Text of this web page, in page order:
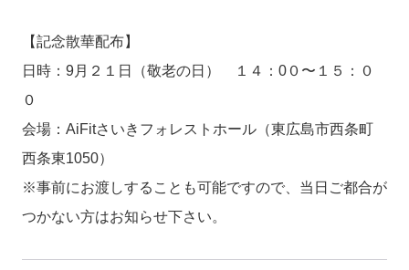
【記念散華配布】
日時：9月２１日（敬老の日） １４：0０〜１５：０
０
会場：AiFitさいきフォレストホール（東広島市西条町
西条東1050）
※事前にお渡しすることも可能ですので、当日ご都合が
つかない方はお知らせ下さい。